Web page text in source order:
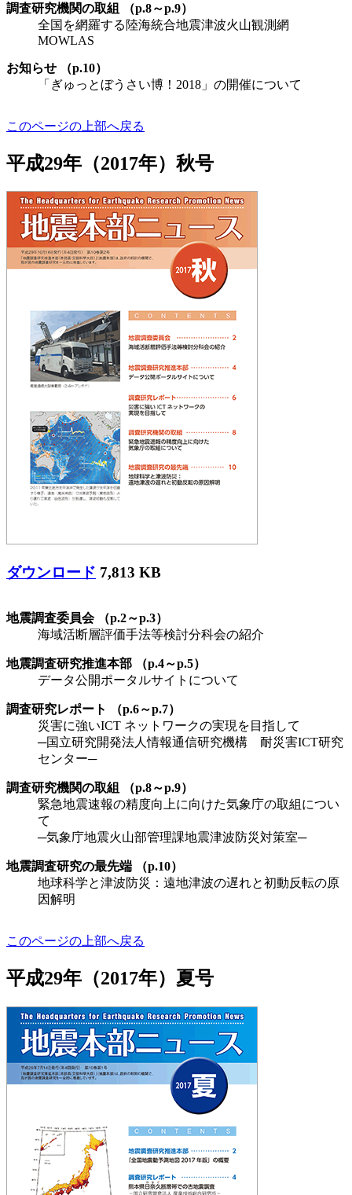
調査研究機関の取組 （p.8～p.9）
全国を網羅する陸海統合地震津波火山観測網
MOWLAS
お知らせ （p.10）
「ぎゅっとぼうさい博！2018」の開催について
このページの上部へ戻る
平成29年（2017年）秋号
ダウンロード 7,813 KB
地震調査委員会 （p.2～p.3）
海域活断層評価手法等検討分科会の紹介
地震調査研究推進本部 （p.4～p.5）
データ公開ポータルサイトについて
調査研究レポート （p.6～p.7）
災害に強いICT ネットワークの実現を目指して
─国立研究開発法人情報通信研究機構 耐災害ICT研究
センター─
調査研究機関の取組 （p.8～p.9）
緊急地震速報の精度向上に向けた気象庁の取組につい
て
─気象庁地震火山部管理課地震津波防災対策室─
地震調査研究の最先端 （p.10）
地球科学と津波防災：遠地津波の遅れと初動反転の原
因解明
このページの上部へ戻る
平成29年（2017年）夏号